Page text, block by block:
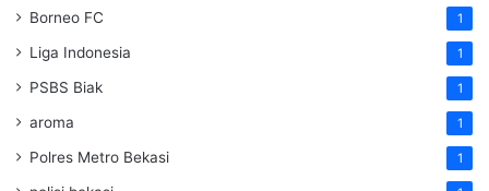
Borneo FC 1
Liga Indonesia 1
PSBS Biak 1
aroma 1
Polres Metro Bekasi 1